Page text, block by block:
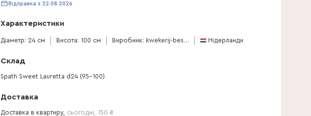
Відправка з 22.08.2026
Характеристики
Діаметр: 24 см Висота: 100 см Виробник: kwekerij-bestplant Нідерланди
Склад
Spath Sweet Lauretta d24 (95-100)
Доставка
Доставка в квартиру, сьогодні 150 ₴